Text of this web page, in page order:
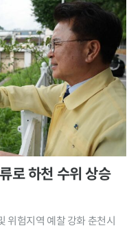
로 하천 수위 상승
위험지역 예찰 강화 춘천시